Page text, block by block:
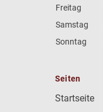
Freitag
Samstag
Sonntag
Seiten
Startseite